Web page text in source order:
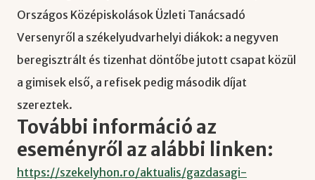
Országos Középiskolások Üzleti Tanácsadó
Versenyről a székelyudvarhelyi diákok: a negyven
beregisztrált és tizenhat döntőbe jutott csapat közül
a gimisek első, a refisek pedig második díjat
szereztek.
További információ az
eseményről az alábbi linken:
https://szekelyhon.ro/aktualis/gazdasagi-